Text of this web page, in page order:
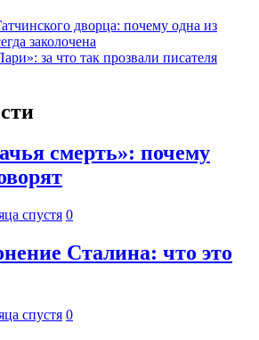
дворца: почему одна из
заколочена
за что так прозвали писателя
смерть»: почему
спустя 0
Сталина: что это
спустя 0